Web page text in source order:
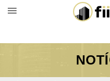
BUSCAR POR FUNDO